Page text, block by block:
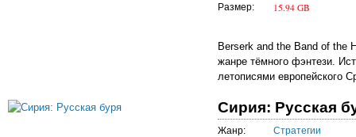
Размер: 15.94 GB
Berserk and the Band of the
жанре тёмного фэнтези.
летописями европейского
Сирия: Русская
Жанр: Стратегии